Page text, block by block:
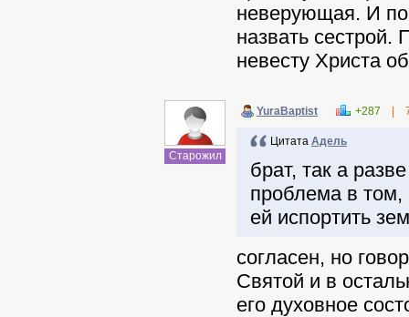
неверующая. И
назвать сестрой.
невесту Христа
Старожил
YuraBaptist +287
Цитата Адель
брат, так а
проблема в том,
ей испортить
согласен, но
Святой и в
его духовное